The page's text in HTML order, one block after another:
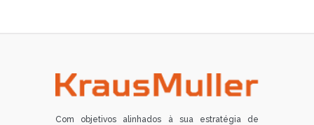
Com objetivos alinhados à sua estratégia de